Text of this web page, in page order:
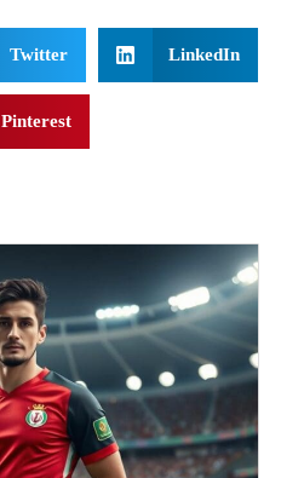
Twitter LinkedIn
Pinterest